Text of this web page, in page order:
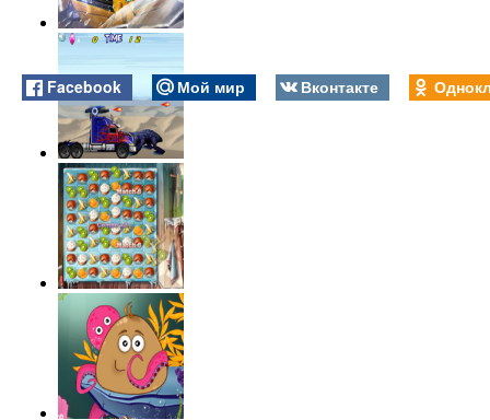
Facebook Мой мир Вконтакте